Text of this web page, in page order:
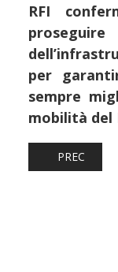
RFI
per
sempre
mobilità del
ARTICOLO
PREC